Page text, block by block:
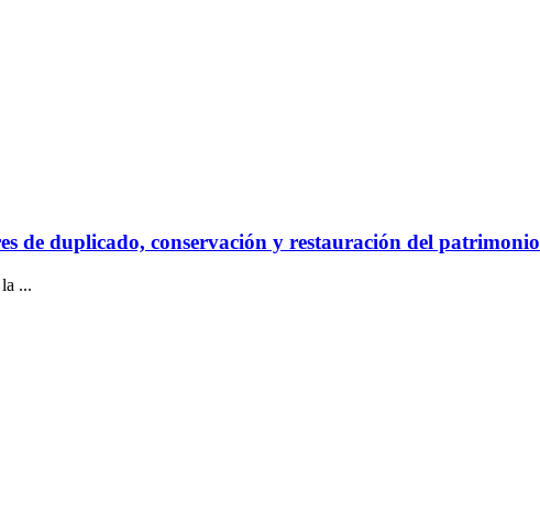
de duplicado, conservación y restauración del patrimonio
...